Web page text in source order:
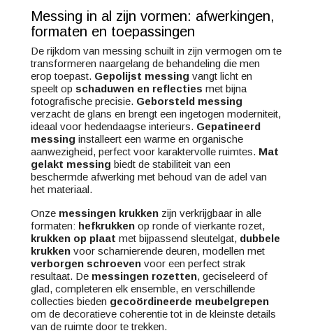
Messing in al zijn vormen: afwerkingen,
formaten en toepassingen
De rijkdom van messing schuilt in zijn vermogen om te
transformeren naargelang de behandeling die men
erop toepast. Gepolijst messing vangt licht en
speelt op schaduwen en reflecties met bijna
fotografische precisie. Geborsteld messing
verzacht de glans en brengt een ingetogen moderniteit,
ideaal voor hedendaagse interieurs. Gepatineerd
messing installeert een warme en organische
aanwezigheid, perfect voor karaktervolle ruimtes. Mat
gelakt messing biedt de stabiliteit van een
beschermde afwerking met behoud van de adel van
het materiaal.
Onze messingen krukken zijn verkrijgbaar in alle
formaten: hefkrukken op ronde of vierkante rozet,
krukken op plaat met bijpassend sleutelgat, dubbele
krukken voor scharnierende deuren, modellen met
verborgen schroeven voor een perfect strak
resultaat. De messingen rozetten, geciseleerd of
glad, completeren elk ensemble, en verschillende
collecties bieden gecoördineerde meubelgrepen
om de decoratieve coherentie tot in de kleinste details
van de ruimte door te trekken.